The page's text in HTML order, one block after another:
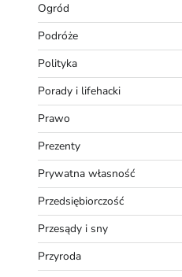
Ogród
Podróże
Polityka
Porady i lifehacki
Prawo
Prezenty
Prywatna własność
Przedsiębiorczość
Przesądy i sny
Przyroda